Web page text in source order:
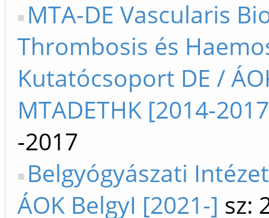
MTA-DE Vascularis
Thrombosis és
Kutatócsoport DE /
MTADETHK [2014-
-2017
Belgyógyászati
ÁOK BelgyI [2021-] sz: